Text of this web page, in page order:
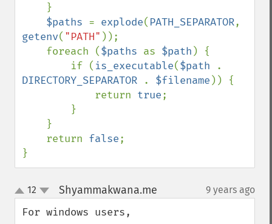
$paths = explode( PATH_SEPARATOR
getenv( "PATH" ));
    foreach (
$paths as $path ) {
        if (
is_executable($path
DIRECTORY_SEPARATOR
. $filename )) {
            return
true;
    return
false;
}
up
down
12 Shyammakwana.me 9 years ago
For windows users,